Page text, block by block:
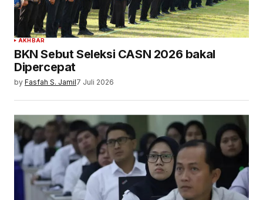
AKHBAR
BKN Sebut Seleksi CASN 2026 bakal
Dipercepat
by Fasfah S. Jamil7 Juli 2026